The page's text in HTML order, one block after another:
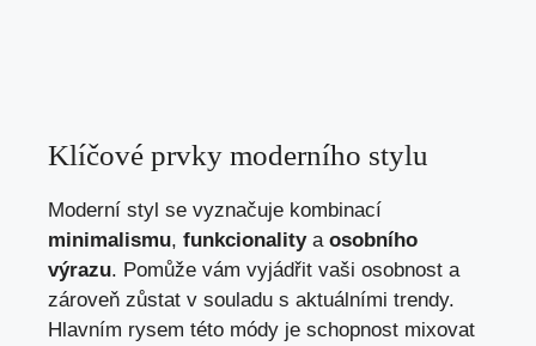
Klíčové prvky moderního stylu
Moderní styl se vyznačuje kombinací
minimalismu, funkcionalitya osobního
výrazu. Pomůže vám vyjádřit vaši osobnost a
zároveň zůstat v souladu s aktuálními trendy.
Hlavním rysem této módy je schopnost mixovat